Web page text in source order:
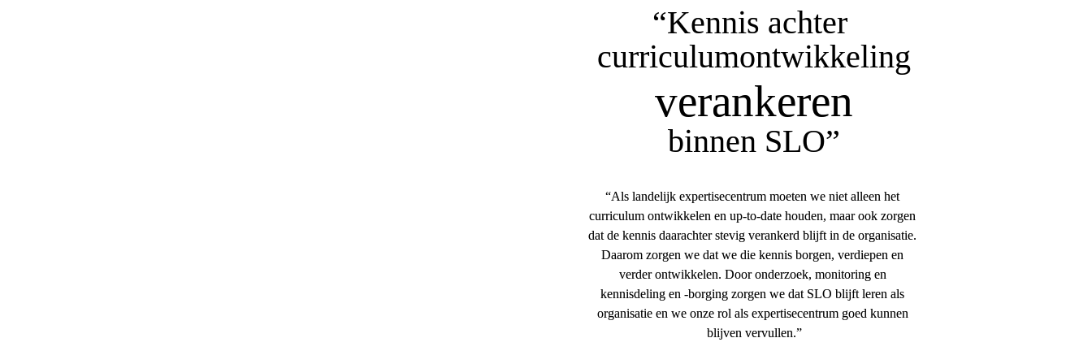
“Kennis achter
curriculum­ontwikkeling
verankeren
binnen SLO”
“Als landelijk expertisecentrum moeten we niet alleen het
curriculum ontwikkelen en up-to-date houden, maar ook zorgen
dat de kennis daarachter stevig verankerd blijft in de organisatie.
Daarom zorgen we dat we die kennis borgen, verdiepen en
verder ontwikkelen. Door onderzoek, monitoring en
kennisdeling en -borging zorgen we dat SLO blijft leren als
organisatie en we onze rol als expertisecentrum goed kunnen
blijven vervullen.”